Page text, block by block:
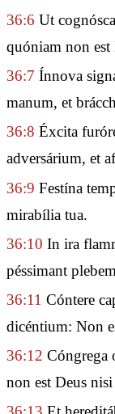
36:6 Ut
quóniam non
36:7 Ínnova
manum, et
36:8 Éxcita
adversárium, et
36:9 Festína
mirabília tua.
36:10 In ira
péssimant
36:11 Cóntere
dicéntium: Non
36:12 Cóngrega
non est Deus